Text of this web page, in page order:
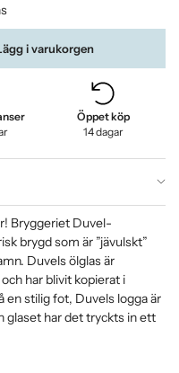
i varukorgen
Öppet köp
14 dagar
Bryggeriet Duvel-
brygd som är ”jävulskt”
Duvels ölglas är
har blivit kopierat i
en stilig fot, Duvels logga är
glaset har det tryckts in ett